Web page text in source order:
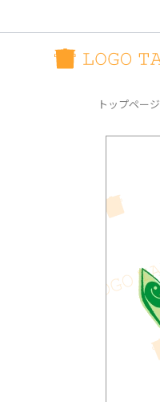
トップページ